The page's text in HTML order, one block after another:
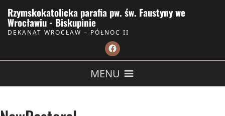
Rzymskokatolicka parafia pw. św. Faustyny we
Wrocławiu - Biskupinie
DEKANAT WROCŁAW – PÓŁNOC II
MENU